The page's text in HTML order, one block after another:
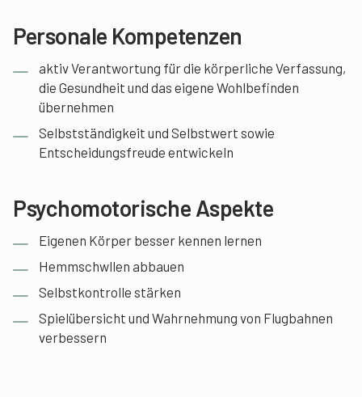
Personale Kompetenzen
aktiv Verantwortung für die körperliche Verfassung,
die Gesundheit und das eigene Wohlbefinden
übernehmen
Selbstständigkeit und Selbstwert sowie
Entscheidungsfreude entwickeln
Psychomotorische Aspekte
Eigenen Körper besser kennen lernen
Hemmschwllen abbauen
Selbstkontrolle stärken
Spielübersicht und Wahrnehmung von Flugbahnen
verbessern